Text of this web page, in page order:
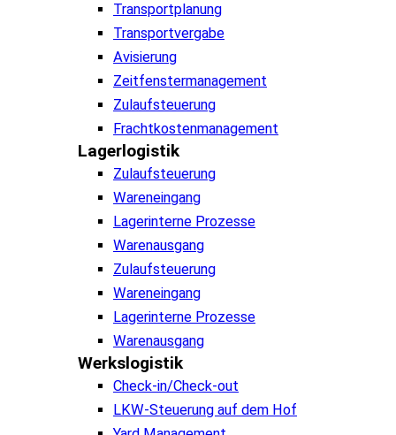
Transportplanung
Transportvergabe
Avisierung
Zeitfenstermanagement
Zulaufsteuerung
Frachtkostenmanagement
Lagerlogistik
Zulaufsteuerung
Wareneingang
Lagerinterne Prozesse
Warenausgang
Zulaufsteuerung
Wareneingang
Lagerinterne Prozesse
Warenausgang
Werkslogistik
Check-in/Check-out
LKW-Steuerung auf dem Hof